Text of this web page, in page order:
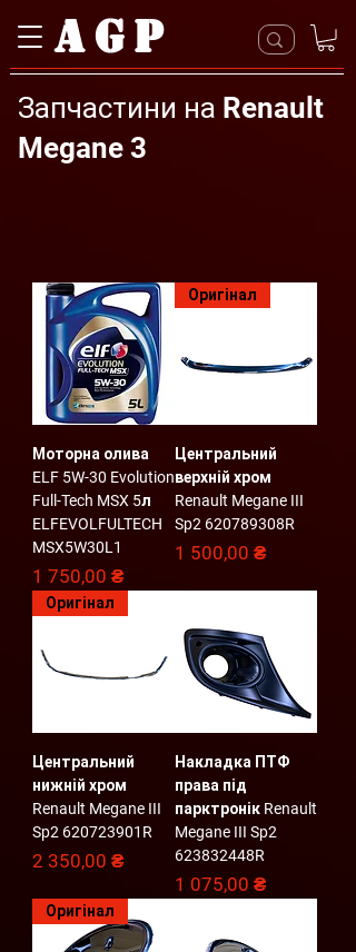
AGP
Запчастини на Renault
Megane 3
Моторна олива
ELF 5W-30 Evolution
Full-Tech MSX 5л
ELFEVOLFULTECH
MSX5W30L1
Ціна
1 750,00 ₴
Оригінал
Центральний
верхній хром
Renault Megane III
Sp2 620789308R
Ціна
1 500,00 ₴
Оригінал
Центральний
нижній хром
Renault Megane III
Sp2 620723901R
Ціна
2 350,00 ₴
Накладка ПТФ
права під
парктронік Renault
Megane III Sp2
623832448R
Ціна
1 075,00 ₴
Оригінал